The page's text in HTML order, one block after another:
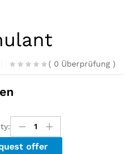
R
t
o
u
t
o
f
0
( 0 Überprüfung )
offer